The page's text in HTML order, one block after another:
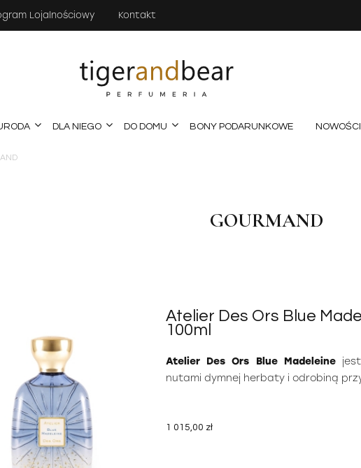
Lojalnościowy Kontakt
DLA NIEGO DO DOMU BONY PODARUNKOWE NOWOŚCI
GOURMAND
Atelier Des Ors Blue
100ml
Atelier Des Ors Blue Madeleinejest
nutami dymnej herbaty i odrobiną
1 015,00 zł